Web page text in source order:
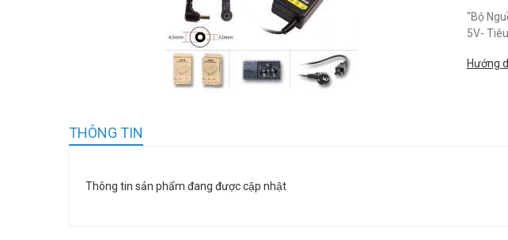
"Bộ
5V-
Hướng
THÔNG TIN
Thông tin sản phẩm đang được cập nhật